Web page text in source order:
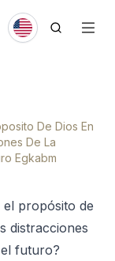
De Dios En
De La
Egkabm
el propósito de
distracciones
futuro?